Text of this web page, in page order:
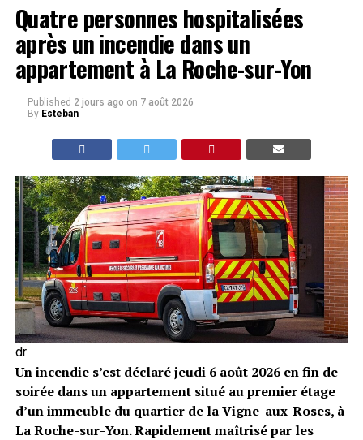
Quatre personnes hospitalisées
après un incendie dans un
appartement à La Roche-sur-Yon
Published 2 jours ago on 7 août 2026
By Esteban
dr
Un incendie s’est déclaré jeudi 6 août 2026 en fin de
soirée dans un appartement situé au premier étage
d’un immeuble du quartier de la Vigne-aux-Roses, à
La Roche-sur-Yon. Rapidement maîtrisé par les